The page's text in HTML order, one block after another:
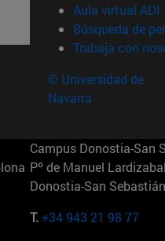
Aula virtual ADI
Búsqueda de
Trabaja con
© Universidad de
Navarra
Campus Donostia-San
Pº de Manuel
Donostia-San
T.+34 943 21 98 77